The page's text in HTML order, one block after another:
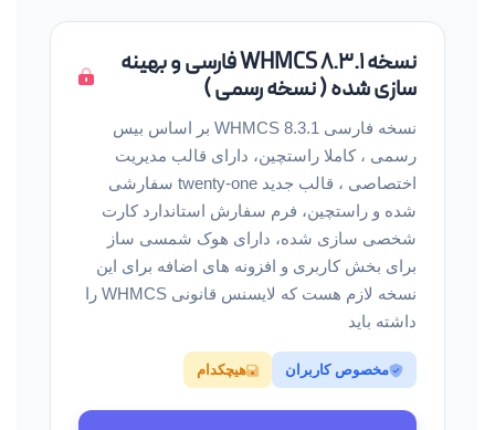
نسخه WHMCS 8.3.1 فارسی و بهینه
سازی شده ( نسخه رسمی )
نسخه فارسی WHMCS 8.3.1 بر اساس بیس
رسمی ، کاملا راستچین، دارای قالب مدیریت
اختصاصی ، قالب جدید twenty-one سفارشی
شده و راستچین، فرم سفارش استاندارد کارت
شخصی سازی شده، دارای هوک شمسی ساز
برای بخش کاربری و افزونه های اضافه برای این
نسخه لازم هست که لایسنس قانونی WHMCS را
داشته باید
مخصوص کاربران هیچکدام